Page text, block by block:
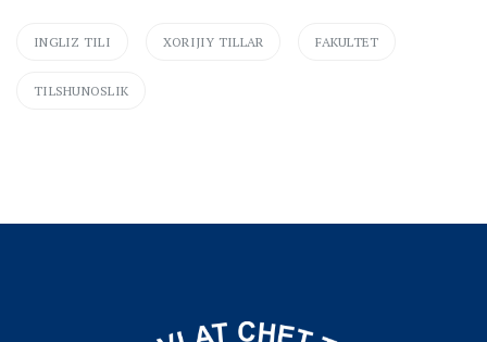
INGLIZ TILI XORIJIY TILLAR FAKULTET
TILSHUNOSLIK